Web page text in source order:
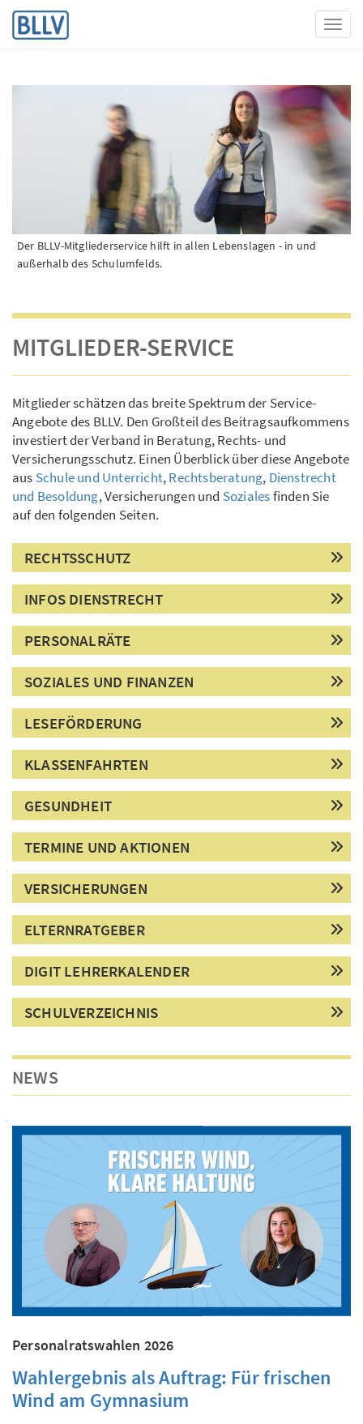
Der BLLV-Mitgliederservice hilft in allen Lebenslagen - in und
außerhalb des Schulumfelds.
MITGLIEDER-SERVICE
Mitglieder schätzen das breite Spektrum der Service-
Angebote des BLLV. Den Großteil des Beitragsaufkommens
investiert der Verband in Beratung, Rechts- und
Versicherungsschutz. Einen Überblick über diese Angebote
aus Schule und Unterricht,Rechtsberatung, Dienstrecht
und Besoldung, Versicherungen und Sozialesfinden Sie
auf den folgenden Seiten.
RECHTSSCHUTZ
INFOS DIENSTRECHT
PERSONALRÄTE
SOZIALES UND FINANZEN
LESEFÖRDERUNG
KLASSENFAHRTEN
GESUNDHEIT
TERMINE UND AKTIONEN
VERSICHERUNGEN
ELTERNRATGEBER
DIGIT LEHRERKALENDER
SCHULVERZEICHNIS
NEWS
Personalratswahlen 2026
Wahlergebnis als Auftrag: Für frischen
Wind am Gymnasium